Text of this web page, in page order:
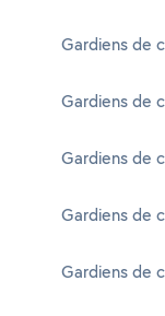
Gardiens de
Gardiens de
Gardiens de
Gardiens de
Gardiens de